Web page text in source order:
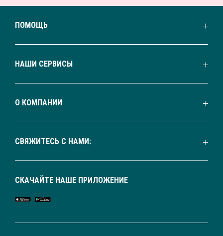
ПОМОЩЬ
НАШИ СЕРВИСЫ
О КОМПАНИИ
СВЯЖИТЕСЬ С НАМИ:
СКАЧАЙТЕ НАШЕ ПРИЛОЖЕНИЕ